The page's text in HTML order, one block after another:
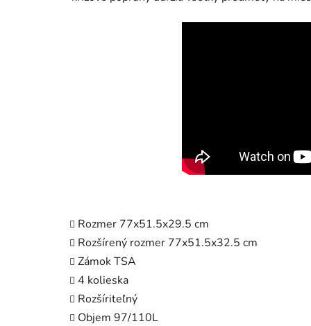
Rozmer 77x51.5x29.5 cm
Rozšírený rozmer 77x51.5x32.5 cm
Zámok TSA
4 kolieska
Rozšíriteľný
Objem 97/110L